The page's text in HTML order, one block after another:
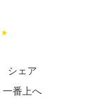
シェア
一番上へ